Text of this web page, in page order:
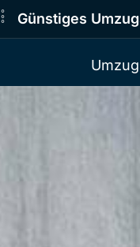
Günstiges